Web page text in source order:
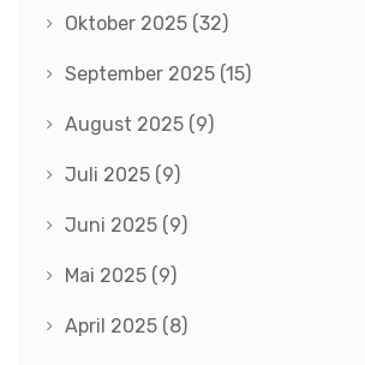
Oktober 2025 (32)
September 2025 (15)
August 2025 (9)
Juli 2025 (9)
Juni 2025 (9)
Mai 2025 (9)
April 2025 (8)